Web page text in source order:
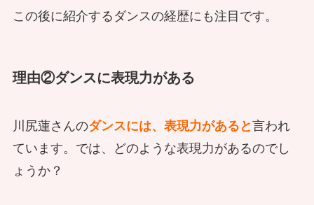
この後に紹介するダンスの経歴にも注目です。
理由②ダンスに表現力がある
川尻蓮さんのダンスには、表現力があると言われ
ています。では、どのような表現力があるのでし
ょうか？